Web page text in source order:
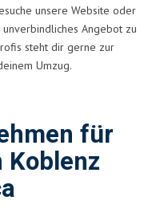
unsere Website oder
Angebot zu
steht dir gerne zur
Umzug.
für
Koblenz